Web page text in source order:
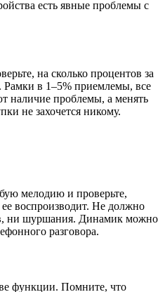
есть явные проблемы с
на сколько процентов за
Рамки в 1–5% приемлемы, все
наличие проблемы, а менять
не захочется никому.
мелодию и проверьте,
воспроизводит. Не должно
ни шуршания. Динамик можно
разговора.
функции. Помните, что